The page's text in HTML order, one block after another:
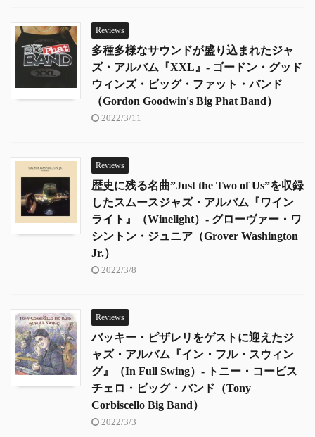
Reviews
多種多様なサウンドが盛り込まれたジャ
ズ・アルバム『XXL』- ゴードン・グッド
ウィンズ・ビッグ・ファット・バンド
（Gordon Goodwin's Big Phat Band）
2022/3/11
Reviews
歴史に残る名曲”Just the Two of Us”を収録
したスムースジャズ・アルバム『ワイン
ライト』（Winelight）- グローヴァー・ワ
シントン・ジュニア（Grover Washington
Jr.）
2022/3/8
Reviews
バッキー・ピザレリをゲストに迎えたジ
ャズ・アルバム『イン・フル・スウィン
グ』（In Full Swing）- トニー・コービス
チェロ・ビッグ・バンド（Tony
Corbiscello Big Band）
2022/3/3